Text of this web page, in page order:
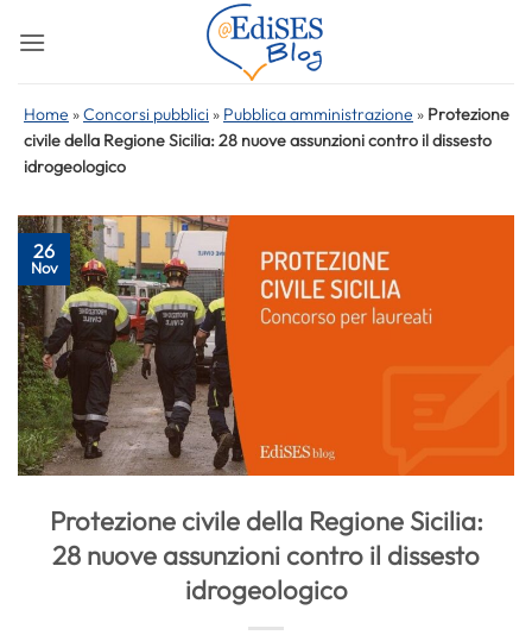
Home »Concorsi pubblici » Pubblica amministrazione » Protezione
civile della Regione Sicilia: 28 nuove assunzioni contro il dissesto
idrogeologico
26
Nov
Protezione civile della Regione Sicilia:
28 nuove assunzioni contro il dissesto
idrogeologico